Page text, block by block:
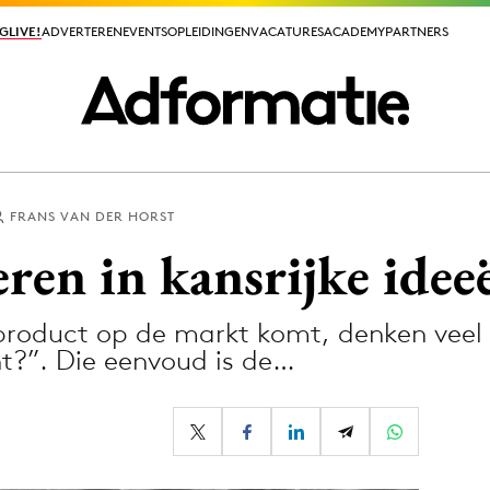
ADVERTERENEVENTSOPLEIDINGENVACATURESACADEMYPARTNERS
ADVERTERENEVENTSOPLEIDINGENVACATURESACADEMYPARTNERS
Merkstrategie
PR
FRANS VAN DER HORST
in kansrijke
op de markt komt, denken
Die eenvoud is de…